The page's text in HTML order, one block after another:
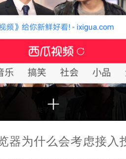
器为什么会考虑接入